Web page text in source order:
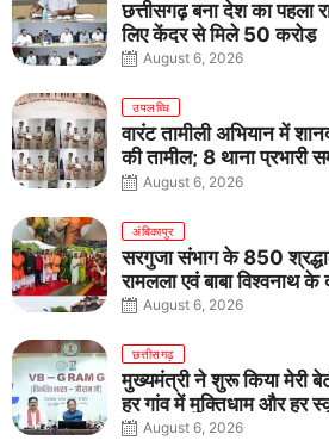
छत्तीसगढ़ बना देश का पहला
लिए केंद्र से मिले 50 करोड़
August 6, 2026
उपलब्धि
वारंट तामीली अभियान में
की तामील; 8 थाना प्रभारी
August 6, 2026
अंबिकापुर
सरगुजा संभाग के 850
रामलला एवं बाबा विश्वनाथ के
August 6, 2026
छत्तीसगढ़
मुख्यमंत्री ने शुरू किया मेरी
हर गांव में मुक्तिधाम और हर
शौचालय
August 6, 2026